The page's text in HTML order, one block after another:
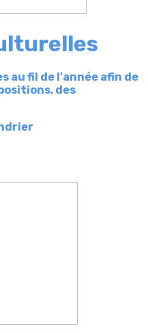
au fil de l'année afin de
des